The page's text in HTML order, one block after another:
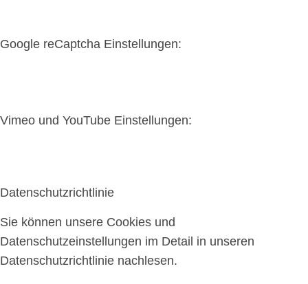
Google reCaptcha Einstellungen:
Vimeo und YouTube Einstellungen:
Datenschutzrichtlinie
Sie können unsere Cookies und
Datenschutzeinstellungen im Detail in unseren
Datenschutzrichtlinie nachlesen.